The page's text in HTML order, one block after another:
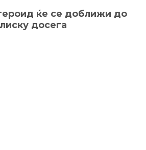
ќе се доближи до
досега